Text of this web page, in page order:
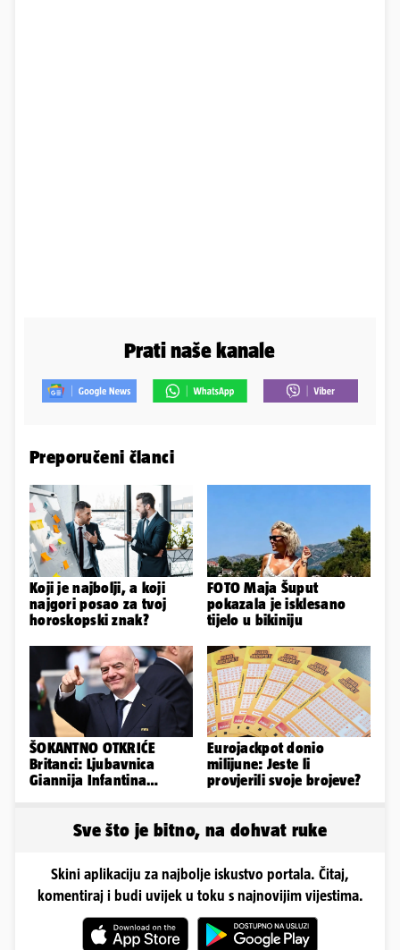
Prati naše kanale
Preporučeni članci
Koji je najbolji, a koji
najgori posao za tvoj
horoskopski znak?
FOTO Maja Šuput
pokazala je isklesano
tijelo u bikiniju
ŠOKANTNO OTKRIĆE
Britanci: Ljubavnica
Giannija Infantina
Eurojackpot donio
milijune: Jeste li
provjerili svoje brojeve?
Sve što je bitno, na dohvat ruke
Skini aplikaciju za najbolje iskustvo portala. Čitaj,
komentiraj i budi uvijek u toku s najnovijim vijestima.